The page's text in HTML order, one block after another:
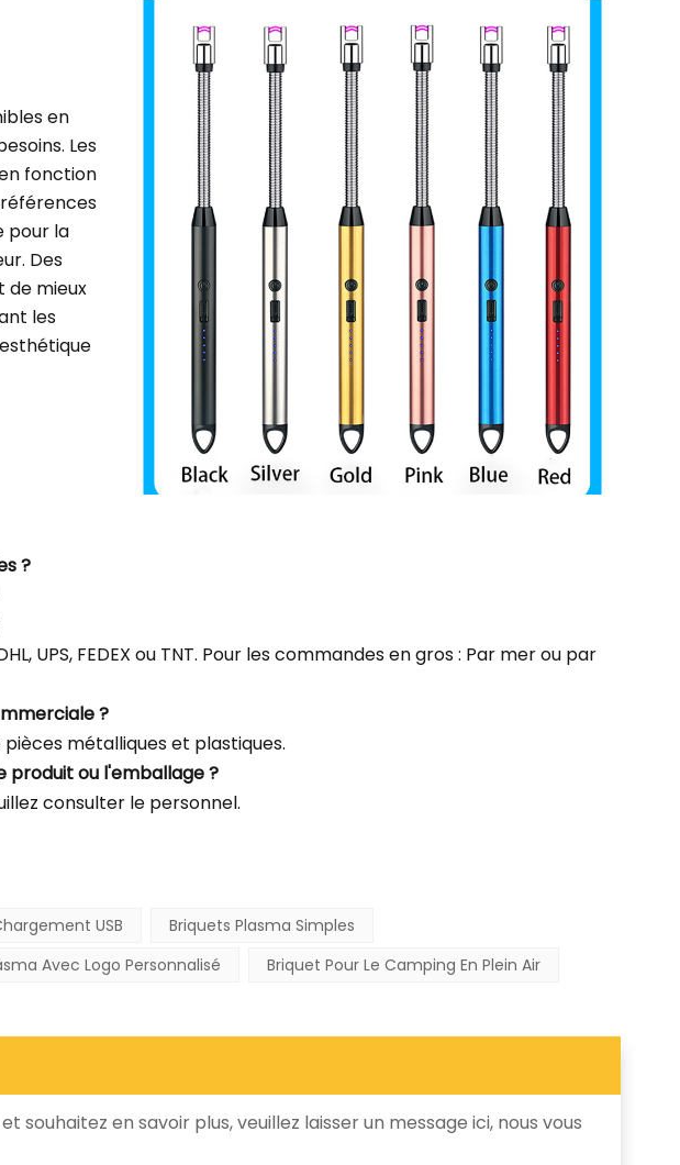
en
Les
fonction
pour la
Des
mieux
les
?
UPS, FEDEX ou TNT. Pour les commandes en gros : Par mer ou par
?
métalliques et plastiques.
produit ou l'emballage ?
consulter le personnel.
USB
Briquets Plasma Simples
Avec Logo Personnalisé
Briquet Pour Le Camping En Plein Air
souhaitez en savoir plus, veuillez laisser un message ici, nous vous